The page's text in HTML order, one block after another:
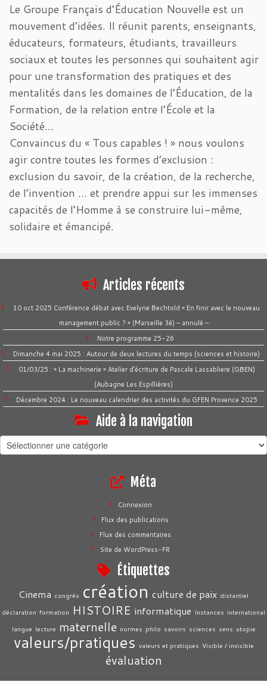
Le Groupe Français d’Éducation Nouvelle est un
mouvement d’idées. Il réunit parents, enseignants,
éducateurs, formateurs, étudiants, travailleurs
sociaux et toutes les personnes qui souhaitent agir
pour une transformation des pratiques et des
mentalités dans les domaines de l’Éducation, de la
Formation, de la relation entre l’École et la
Société…
Convaincus du « Tous capables ! » nous voulons
agir contre toutes les formes d’exclusion :
exclusion du savoir, de la création, de la recherche,
de l’invention … et prendre appui sur les immenses
capacités de l’Homme à se construire lui-même,
solidaire et émancipé.
Articles récents
10 oct 2025 Conférence débat avec Evelyne Bechtold « En finir avec le nouveau
management public ? » (Marseille 3è) – annulé –
Notre programme 25-26
Dimanche 4 mai 2025 : Autour de deux lectures du temps (sciences et histoire)
01/03/25 : « La machinerie » Atelier d’écriture de Pascale Lassabliere (GBEN)
(Aubagne Les Espillières)
Décembre 2024 : Le nouveau calendrier des activités du GFEN Provence 2025
Aide à la navigation
Aide
à
Méta
Connexion
Flux des publications
Flux des commentaires
Site de WordPress-FR
Étiquettes
Cinema congrès création culture de paix distantiel
déclaration formation HISTOIRE informatique Instances international
langue lecture maternelle normes philo savoirs sciences sens utopie
valeurs/pratiques valeurs et pratiques Visible / invisible
évaluation